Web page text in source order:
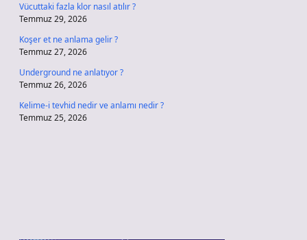
Vücuttaki fazla klor nasıl atılır ?
Temmuz 29, 2026
Koşer et ne anlama gelir ?
Temmuz 27, 2026
Underground ne anlatıyor ?
Temmuz 26, 2026
Kelime-i tevhid nedir ve anlamı nedir ?
Temmuz 25, 2026